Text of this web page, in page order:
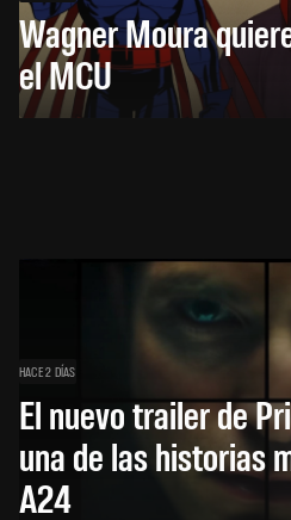
Wagner Moura
el MCU
HACE 2 DÍAS
El nuevo trailer de
una de las historias
A24